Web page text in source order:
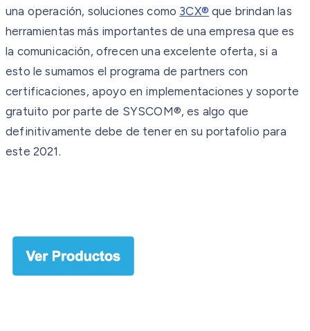
una operación, soluciones como 3CX® que brindan las
herramientas más importantes de una empresa que es
la comunicación, ofrecen una excelente oferta, si a
esto le sumamos el programa de partners con
certificaciones, apoyo en implementaciones y soporte
gratuito por parte de SYSCOM®, es algo que
definitivamente debe de tener en su portafolio para
este 2021.